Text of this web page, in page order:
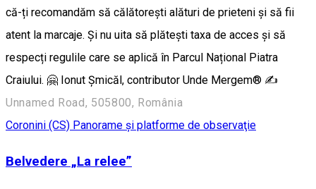
că-ți recomandăm să călătorești alături de prieteni și să fii
atent la marcaje. Și nu uita să plătești taxa de acces și să
respecți regulile care se aplică în Parcul Național Piatra
Craiului. 🤗 Ionut Șmicăl, contributor Unde Mergem® ✍️
Unnamed Road, 505800, România
Coronini (CS) Panorame şi platforme de observaţie
Belvedere „La relee”